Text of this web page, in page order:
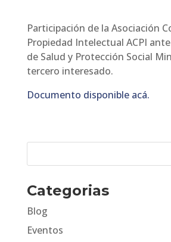
Participación de la Asociación
Propiedad Intelectual ACPI
de Salud y Protección Social
tercero interesado.
Documento disponible acá.
Categorias
Blog
Eventos